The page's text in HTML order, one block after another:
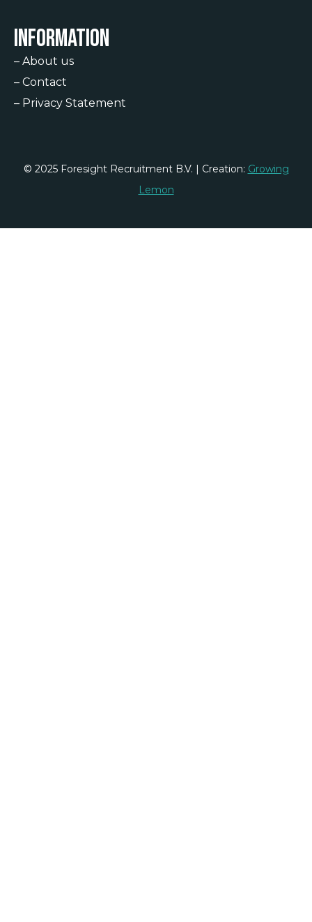
Information
– About us
– Contact
– Privacy Statement
© 2025 Foresight Recruitment B.V. | Creation: Growing
Lemon